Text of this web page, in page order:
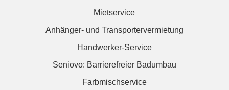
Mietservice
Anhänger- und Transportervermietung
Handwerker-Service
Seniovo: Barrierefreier Badumbau
Farbmischservice